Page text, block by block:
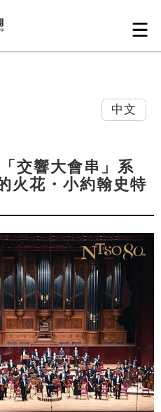
中文
交響大會串」系
火花・小約翰史特